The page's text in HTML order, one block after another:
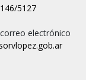
5127
electrónico